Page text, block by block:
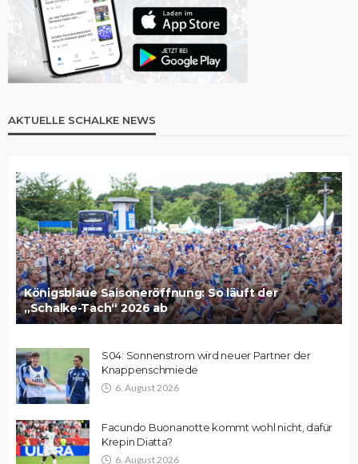
AKTUELLE SCHALKE NEWS
Königsblaue Saisoneröffnung: So läuft der
„Schalke-Tach“ 2026 ab
S04: Sonnenstrom wird neuer Partner der
Knappenschmiede
6. August 2026
Facundo Buonanotte kommt wohl nicht, dafür
Krepin Diatta?
6. August 2026